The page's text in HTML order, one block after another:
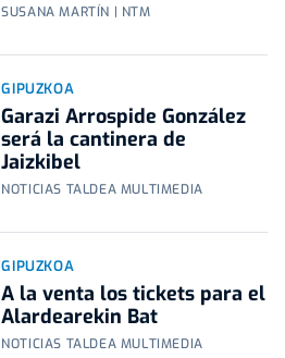
SUSANA MARTÍN | NTM
GIPUZKOA
Garazi Arrospide González
será la cantinera de
Jaizkibel
NOTICIAS TALDEA MULTIMEDIA
GIPUZKOA
A la venta los tickets para el
Alardearekin Bat
NOTICIAS TALDEA MULTIMEDIA